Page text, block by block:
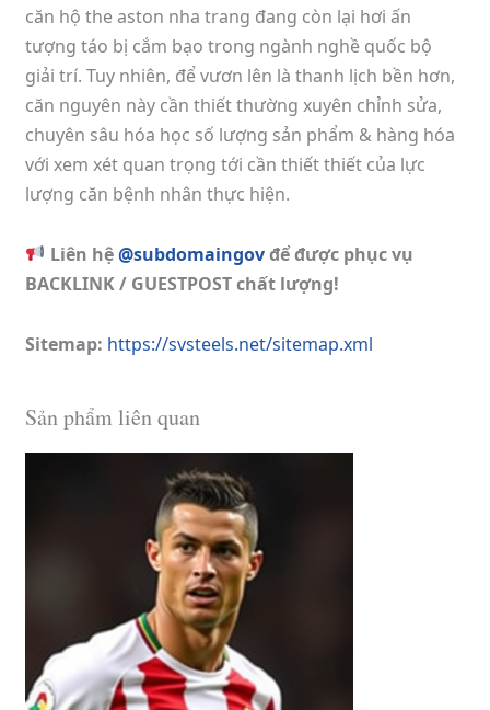
căn hộ the aston nha trang đang còn lại hơi ấn
tượng táo bị cắm bạo trong ngành nghề quốc bộ
giải trí. Tuy nhiên, để vươn lên là thanh lịch bền hơn,
căn nguyên này cần thiết thường xuyên chỉnh sửa,
chuyên sâu hóa học số lượng sản phẩm & hàng hóa
với xem xét quan trọng tới cần thiết thiết của lực
lượng căn bệnh nhân thực hiện.
Liên hệ@subdomaingovđể được phục vụ
BACKLINK / GUESTPOST chất lượng!
Sitemap: https://svsteels.net/sitemap.xml
Sản phẩm liên quan